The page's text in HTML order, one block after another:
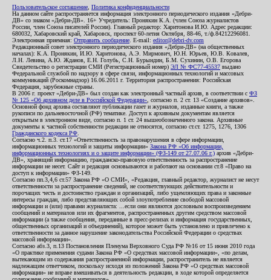
Пользовательское соглашение Политика конфиденциальности
На данном сайте распространяется информация электронного периодического издания «Дебри-
ДВ» со знаком «Дебри-ДВ». 16+ Учредитель: Пронякин К.А. (член Союза журналистов
России, член Союза писателей России). Главный редактор: Харитонова И.Ю. Адрес редакции:
680032, Хабаровский край, Хабаровск, проспект 60-летия Октября, 88-46, т./ф.84212296081.
Электронная приемная: Отправить сообщение . E-mail: editor@debri-dv.com
Редакционный совет электронного периодического издания «Дебри-ДВ» (на общественных
началах): К.А. Пронякин, И.Ю. Харитонова, А.Э. Мирмович, Ю.Н. Юрьев, Ю.В. Ковалев,
Л.Н. Левина, А.Ю. Жданов, Е.Н. Голубь, С.Н. Бурындин, Б.М. Сухинин, О.В. Егорова
Свидетельство о регистрации СМИ (Регистрационный номер) ЭЛ № ФС77-45537 выдано
Федеральной службой по надзору в сфере связи, информационных технологий и массовых
коммуникаций (Роскомнадзор) 16.06.2011 г. Территория распространения: Российская
Федерация, зарубежные страны.
В 2006 г. проект «Дебри-ДВ» был создан как электронный частный архив, в соответствии с ФЗ
№ 125 «Об архивном деле в Российской Федерации» , согласно п. 2 ст. 13 «Создание архивов».
Основной фонд архива составляют публикации газет и журналов, изданные книги, а также
рукописи по дальневосточной (РФ) тематике. Доступ к архивным документам является
открытым в электронном виде, согласно п. 1 ст. 24 вышеобозначенного закона. Архивные
документы к частной собственности редакции не относятся, согласно ст.ст. 1275, 1276, 1306
Гражданского кодекса РФ
Согласно ч.2. п.3. ст.17 «Ответственность за правонарушения в сфере информации,
информационных технологий и защиты информации» Закона РФ «Об информации,
информационных технологиях и о защите информации» (ФЗ-149 от 27.07.06 г.) архив «Дебри-
ДВ», хранящий информацию, гражданско-правовую ответственность за распространение
информации не несет. Сайт и редакция основываются и работают на основании ст.8 «Право на
доступ к информации» ФЗ-149.
Согласно пп.3,4,6 ст.57 Закона РФ «О СМИ», «Редакция, главный редактор, журналист не несут
ответственности за распространение сведений, не соответствующих действительности и
порочащих честь и достоинство граждан и организаций, либо ущемляющих права и законные
интересы граждан, либо представляющих собой злоупотребление свободой массовой
информации и (или) правами журналиста: ...если они являются дословным воспроизведением
сообщений и материалов или их фрагментов, распространенных другим средством массовой
информации (а также сообщения, переданные в пресс-релизах и информация государственных,
общественных организаций и объединений), которое может быть установлено и привлечено к
ответственности за данное нарушение законодательства Российской Федерации о средствах
массовой информации».
Согласно абз.3, п.13 Постановления Пленума Верховного Суда РФ №16 от 15 июня 2010 года
«О практике применения судами Закона РФ «О средствах массовой информации», «по делам,
вытекающим из содержания распространенной информации, распространитель не является
надлежащим ответчиком, поскольку исходя из положений Закона РФ «О средствах массовой
информации» не вправе вмешиваться в деятельность редакции, в ходе которой определяется